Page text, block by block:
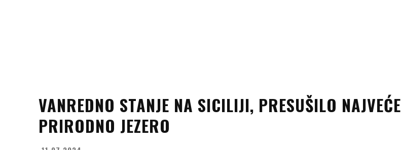
VANREDNO STANJE NA SICILIJI, PRESUŠILO NAJVEĆE
PRIRODNO JEZERO